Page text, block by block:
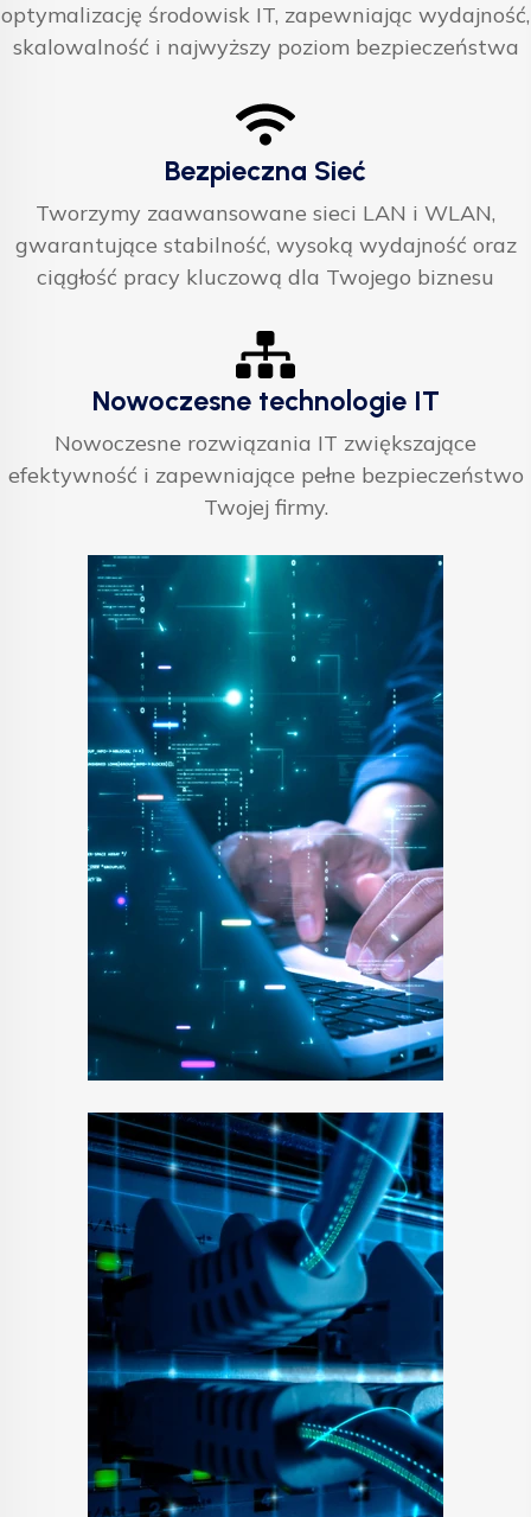
optymalizację środowisk IT, zapewniając wydajność,
skalowalność i najwyższy poziom bezpieczeństwa
Bezpieczna Sieć
Tworzymy zaawansowane sieci LAN i WLAN,
gwarantujące stabilność, wysoką wydajność oraz
ciągłość pracy kluczową dla Twojego biznesu
Nowoczesne technologie IT
Nowoczesne rozwiązania IT zwiększające
efektywność i zapewniające pełne bezpieczeństwo
Twojej firmy.